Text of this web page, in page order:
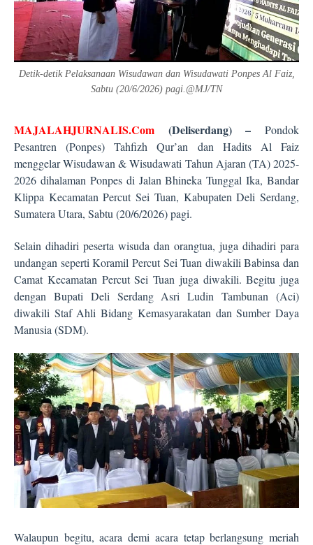
Detik-detik Pelaksanaan Wisudawan dan Wisudawati Ponpes Al Faiz,
Sabtu (20/6/2026) pagi.@MJ/TN
MAJALAHJURNALIS.Com (Deliserdang) –Pondok
Pesantren (Ponpes) Tahfizh Qur’an dan Hadits Al Faiz
menggelar Wisudawan & Wisudawati Tahun Ajaran (TA) 2025-
2026 dihalaman Ponpes di Jalan Bhineka Tunggal Ika, Bandar
Klippa Kecamatan Percut Sei Tuan, Kabupaten Deli Serdang,
Sumatera Utara, Sabtu (20/6/2026) pagi.
Selain dihadiri peserta wisuda dan orangtua, juga dihadiri para
undangan seperti Koramil Percut Sei Tuan diwakili Babinsa dan
Camat Kecamatan Percut Sei Tuan juga diwakili. Begitu juga
dengan Bupati Deli Serdang Asri Ludin Tambunan (Aci)
diwakili Staf Ahli Bidang Kemasyarakatan dan Sumber Daya
Manusia (SDM).
Walaupun begitu, acara demi acara tetap berlangsung meriah